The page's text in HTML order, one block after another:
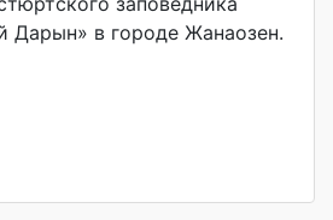
Дарын» в городе Жанаозен.